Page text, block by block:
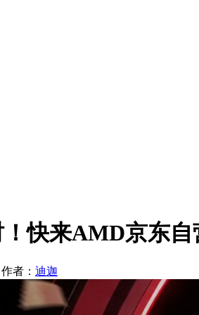
快来AMD京东
作者： 迪迦